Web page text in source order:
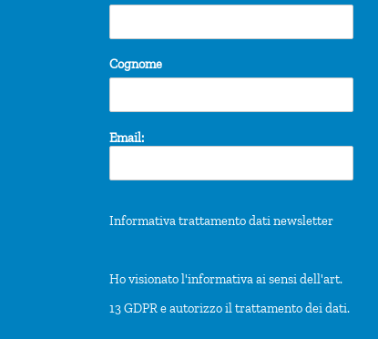
Cognome
Email:
Informativa trattamento dati newsletter
Ho visionato l'informativa ai sensi dell'art.
13 GDPR e autorizzo il trattamento dei dati.